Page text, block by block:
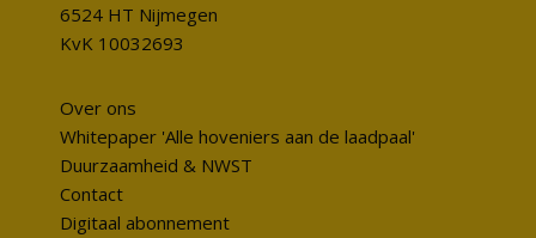
6524 HT Nijmegen
KvK 10032693
Over ons
Whitepaper 'Alle hoveniers aan de laadpaal'
Duurzaamheid & NWST
Contact
Digitaal abonnement